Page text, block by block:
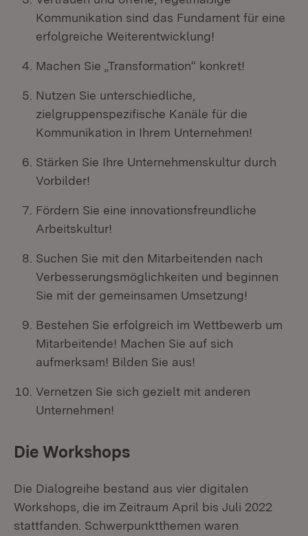
Kommunikation sind das Fundament für eine
erfolgreiche Weiterentwicklung!
Machen Sie „Transformation“ konkret!
Nutzen Sie unterschiedliche,
zielgruppenspezifische Kanäle für die
Kommunikation in Ihrem Unternehmen!
Stärken Sie Ihre Unternehmenskultur durch
Vorbilder!
Fördern Sie eine innovationsfreundliche
Arbeitskultur!
Suchen Sie mit den Mitarbeitenden nach
Verbesserungsmöglichkeiten und beginnen
Sie mit der gemeinsamen Umsetzung!
Bestehen Sie erfolgreich im Wettbewerb um
Mitarbeitende! Machen Sie auf sich
aufmerksam! Bilden Sie aus!
Vernetzen Sie sich gezielt mit anderen
Unternehmen!
Die Workshops
Die Dialogreihe bestand aus vier digitalen
Workshops, die im Zeitraum April bis Juli 2022
stattfanden. Schwerpunktthemen waren